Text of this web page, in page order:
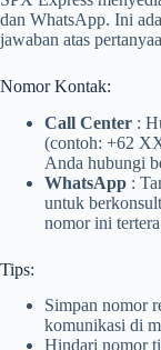
dan WhatsApp. Ini
jawaban atas
Nomor Kontak:
Call Center :
(contoh: +62
Anda hubungi
WhatsApp :
untuk
nomor ini
Tips:
Simpan nomor
komunikasi di
Hindari nomor